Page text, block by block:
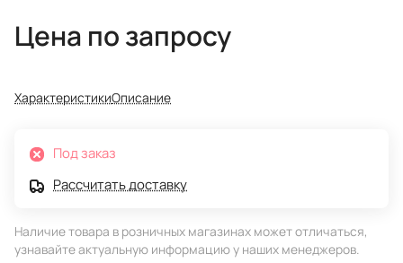
Цена по запросу
ХарактеристикиОписание
Под заказ
Рассчитать доставку
Наличие товара в розничных магазинах может отличаться,
узнавайте актуальную информацию у наших менеджеров.